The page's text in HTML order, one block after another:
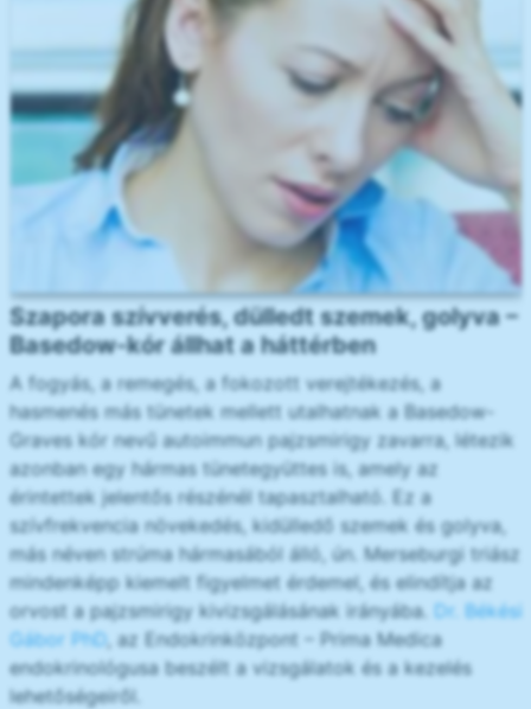
Szapora szívverés, dülledt szemek, golyva –
Basedow-kór állhat a háttérben
A fogyás, a remegés, a fokozott verejtékezés, a
hasmenés más tünetek mellett utalhatnak a Basedow-
Graves kór nevű autoimmun pajzsmirigy zavarra, létezik
azonban egy hármas tünetegyüttes is, amely az
érintettek jelentős részénél tapasztalható. Ez a
szívfrekvencia növekedés, kidülledő szemek és golyva,
más néven strúma hármasából álló, ún. Merseburgi triász
mindenképp kiemelt figyelmet érdemel, és elindítja az
orvost a pajzsmirigy kivizsgálásának irányába. Dr. Békési
Gábor PhD, az Endokrinközpont – Prima Medica
endokrinológusa beszélt a vizsgálatok és a kezelés
lehetőségeiről.